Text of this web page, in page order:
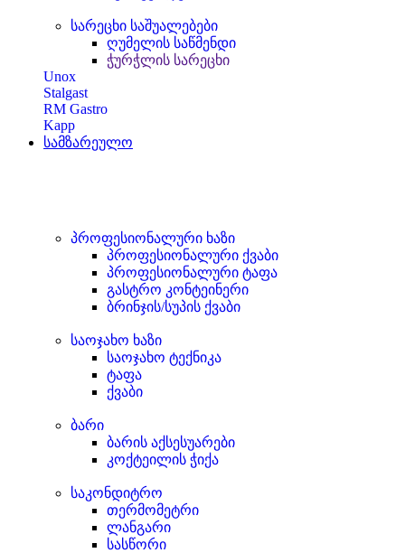
სარეცხი საშუალებები
ღუმელის საწმენდი
ჭურჭლის სარეცხი
Unox
Stalgast
RM Gastro
Kapp
სამზარეულო
პროფესიონალური ხაზი
პროფესიონალური ქვაბი
პროფესიონალური ტაფა
გასტრო კონტეინერი
ბრინჯის/სუპის ქვაბი
საოჯახო ხაზი
საოჯახო ტექნიკა
ტაფა
ქვაბი
ბარი
ბარის აქსესუარები
კოქტეილის ჭიქა
საკონდიტრო
თერმომეტრი
ლანგარი
სასწორი